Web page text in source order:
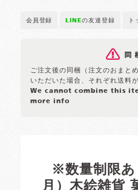
会員登録 LINEの友達登録
ご注文後の同梱（注文のおまと
いただいた場合、それぞれ送料
We cannot combine this
more info
※数量制限
月）木絵雑貨